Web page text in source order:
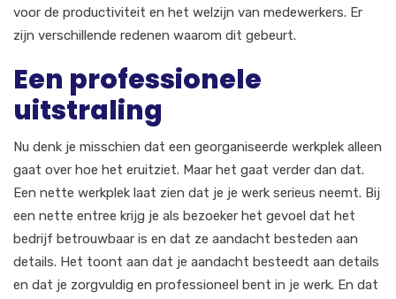
voor de productiviteit en het welzijn van medewerkers. Er
zijn verschillende redenen waarom dit gebeurt.
Een professionele
uitstraling
Nu denk je misschien dat een georganiseerde werkplek alleen
gaat over hoe het eruitziet. Maar het gaat verder dan dat.
Een nette werkplek laat zien dat je je werk serieus neemt. Bij
een nette entree krijg je als bezoeker het gevoel dat het
bedrijf betrouwbaar is en dat ze aandacht besteden aan
details. Het toont aan dat je aandacht besteedt aan details
en dat je zorgvuldig en professioneel bent in je werk. En dat